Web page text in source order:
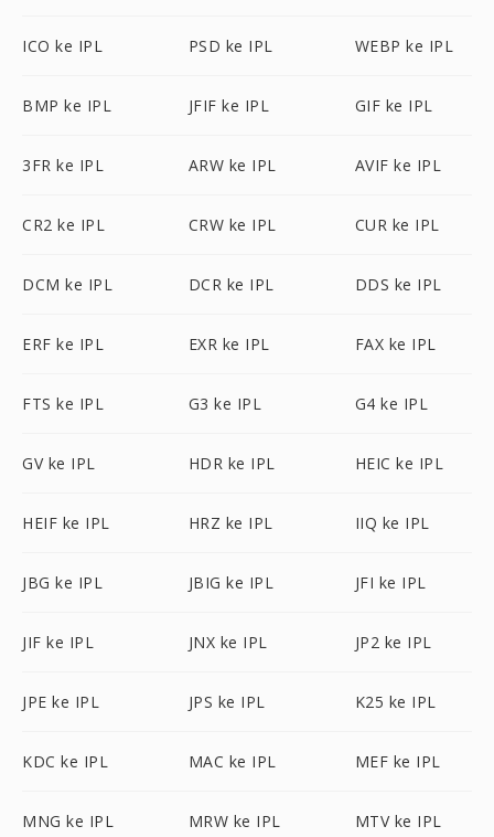
ICO ke IPL PSD ke IPL WEBP ke IPL
BMP ke IPL JFIF ke IPL GIF ke IPL
3FR ke IPL ARW ke IPL AVIF ke IPL
CR2 ke IPL CRW ke IPL CUR ke IPL
DCM ke IPL DCR ke IPL DDS ke IPL
ERF ke IPL EXR ke IPL FAX ke IPL
FTS ke IPL G3 ke IPL G4 ke IPL
GV ke IPL HDR ke IPL HEIC ke IPL
HEIF ke IPL HRZ ke IPL IIQ ke IPL
JBG ke IPL JBIG ke IPL JFI ke IPL
JIF ke IPL JNX ke IPL JP2 ke IPL
JPE ke IPL JPS ke IPL K25 ke IPL
KDC ke IPL MAC ke IPL MEF ke IPL
MNG ke IPL MRW ke IPL MTV ke IPL